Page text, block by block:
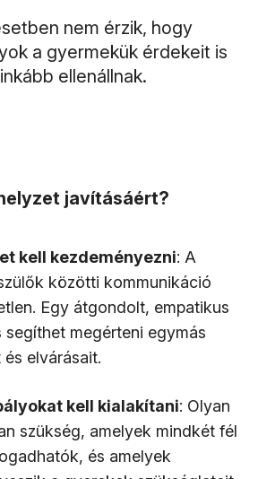
nem érzik, hogy
a gyermekük érdekeit is
ellenállnak.
javításáért?
kell kezdeményezni: A
közötti kommunikáció
Egy átgondolt, empatikus
segíthet megérteni egymás
elvárásait.
kell kialakítani: Olyan
szükség, amelyek mindkét fél
és amelyek